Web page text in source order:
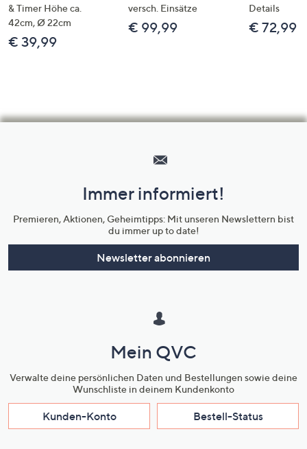
& Timer Höhe ca.
42cm, Ø 22cm
€ 39,99
versch. Einsätze
€ 99,99
Details
€ 72,99
Unternehmensinformationen
Immer informiert!
Premieren, Aktionen, Geheimtipps: Mit unseren Newslettern bist
du immer up to date!
Newsletter abonnieren
Mein QVC
Verwalte deine persönlichen Daten und Bestellungen sowie deine
Wunschliste in deinem Kundenkonto
Kunden-Konto Bestell-Status